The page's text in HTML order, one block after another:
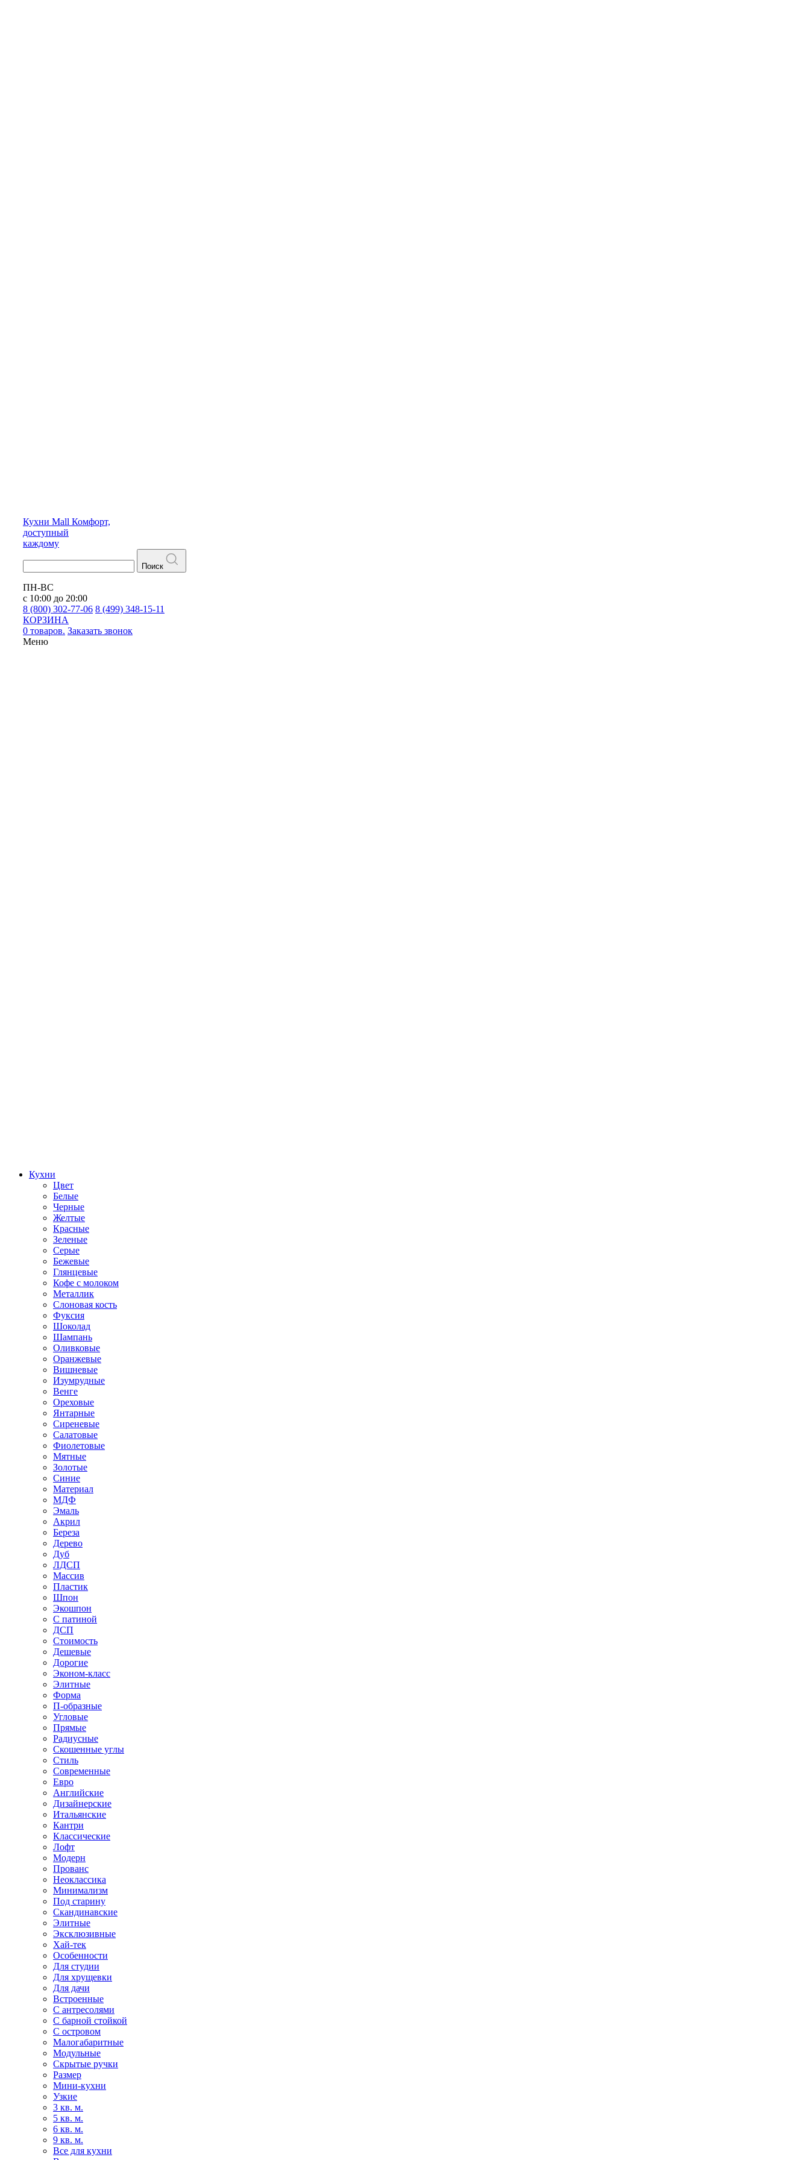
Кухни Mall Комфорт,
доступный
каждому
Поиск
ПН-ВС
с 10:00 до 20:00
8 (800) 302-77-06 8 (499) 348-15-11
КОРЗИНА
0 товаров. Заказать звонок
Меню
Кухни
Цвет
Белые
Черные
Желтые
Красные
Зеленые
Серые
Бежевые
Глянцевые
Кофе с молоком
Металлик
Слоновая кость
Фуксия
Шоколад
Шампань
Оливковые
Оранжевые
Вишневые
Изумрудные
Венге
Ореховые
Янтарные
Сиреневые
Салатовые
Фиолетовые
Мятные
Золотые
Синие
Материал
МДФ
Эмаль
Акрил
Береза
Дерево
Дуб
ЛДСП
Массив
Пластик
Шпон
Экошпон
С патиной
ДСП
Стоимость
Дешевые
Дорогие
Эконом-класс
Элитные
Форма
П-образные
Угловые
Прямые
Радиусные
Скошенные углы
Стиль
Современные
Евро
Английские
Дизайнерские
Итальянские
Кантри
Классические
Лофт
Модерн
Прованс
Неоклассика
Минимализм
Под старину
Скандинавские
Элитные
Эксклюзивные
Хай-тек
Особенности
Для студии
Для хрущевки
Для дачи
Встроенные
С антресолями
С барной стойкой
С островом
Малогабаритные
Модульные
Скрытые ручки
Размер
Мини-кухни
Узкие
3 кв. м.
5 кв. м.
6 кв. м.
9 кв. м.
Все для кухни